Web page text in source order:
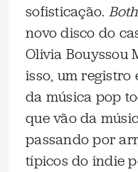
sofisticação.
novo disco do
Olivia Bouyssou
isso, um registro
da música pop
que vão da
passando por
típicos do indie